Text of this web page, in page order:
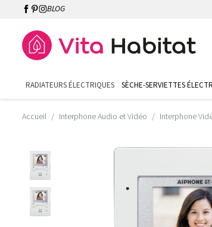
BLOG
RADIATEURS ÉLECTRIQUES SÈCHE-SERVIETTES
Accueil Interphone Audio et Vidéo Interphone